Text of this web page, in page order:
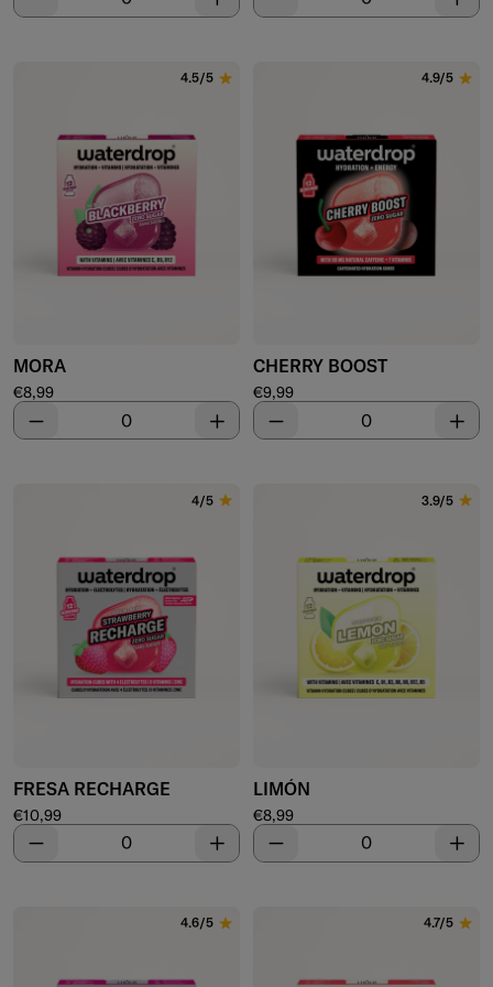
4.5/5
MORA
Precio de venta
€8,99
Disminuir Aumentar
4.9/5
CHERRY BOOST
Precio de venta
€9,99
Disminuir
4/5
FRESA RECHARGE
Precio de venta
€10,99
Disminuir Aumentar
3.9/5
LIMÓN
Precio de venta
€8,99
Disminuir
4.6/5 4.7/5